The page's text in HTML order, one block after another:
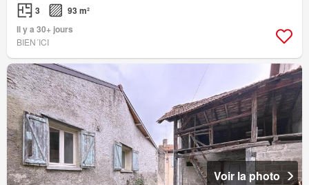
3
93 m²
Il y a 30+ jours
BIEN´ICI
Voir la photo